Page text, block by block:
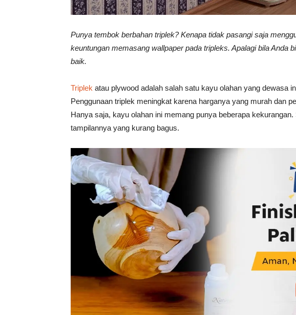
Tahan
Punya tembok berbahan triplek? Kenapa tidak pasangi saja
keuntungan memasang wallpaper pada tripleks. Apalagi bila Anda
baik.
Triplek atau plywood adalah salah satu kayu olahan yang dewasa
Penggunaan triplek meningkat karena harganya yang murah dan
Hanya saja, kayu olahan ini memang punya beberapa
tampilannya yang kurang bagus.